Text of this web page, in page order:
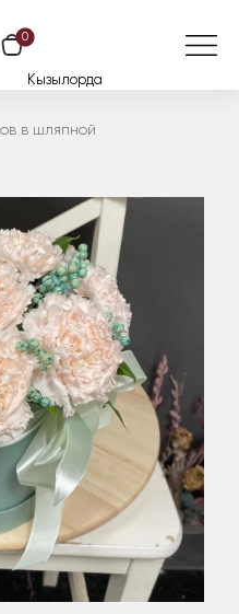
0
Кызылорда
в шляпной